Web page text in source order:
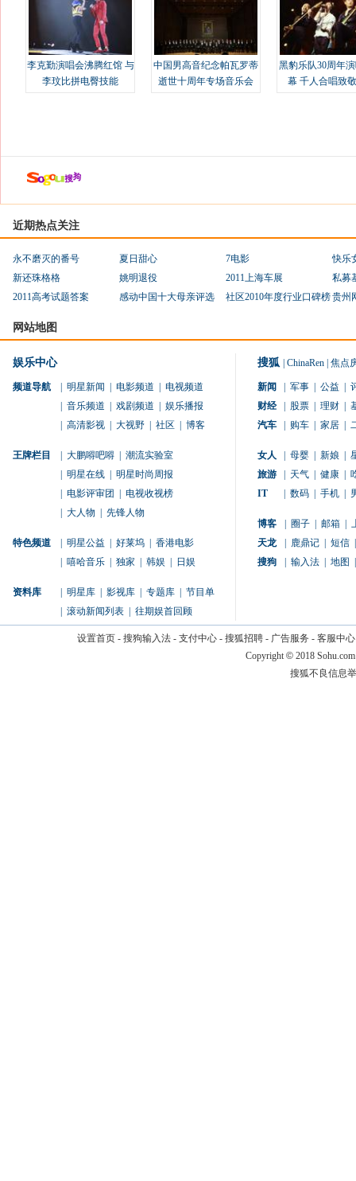
李克勤演唱会沸腾红馆 与
李玟比拼电臀技能
中国男高音纪念帕瓦罗蒂
逝世十周年专场音乐会
黑豹乐队30周年
幕 千人合唱致
近期热点关注
永不磨灭的番号 夏日甜心 7电影
快乐
新还珠格格
姚明退役 2011上海车展
私募
2011高考试题答案
感动中国十大母亲评选 社区2010年度行业口碑榜贵州
网站地图
娱乐中心
频道导航 明星新闻 电影频道
电视频道
音乐频道 戏剧频道
娱乐播报
高清影视 大视野 社区 博客
王牌栏目 大鹏嘚吧嘚
潮流实验室
明星在线
明星时尚周报
电影评审团
电视收视榜
大人物 先锋人物
特色频道 明星公益 好莱坞
香港电影
嘻哈音乐 独家 韩娱 日娱
资料库 明星库 影视库 专题库
节目单
滚动新闻列表 往期娱首回顾
搜狐 ChinaRen 焦点
新闻 军事 公益
财经
股票 理财
汽车
购车 家居
女人 母婴 新娘
旅游
天气 健康
IT
数码 手机
博客 圈子 邮箱
天龙
鹿鼎记 短信
搜狗
输入法 地图
设置首页- 搜狗输入法- 支付中心- 搜狐招聘- 广告服务 - 客服中心
Copyright © 2018
搜狐不良信息